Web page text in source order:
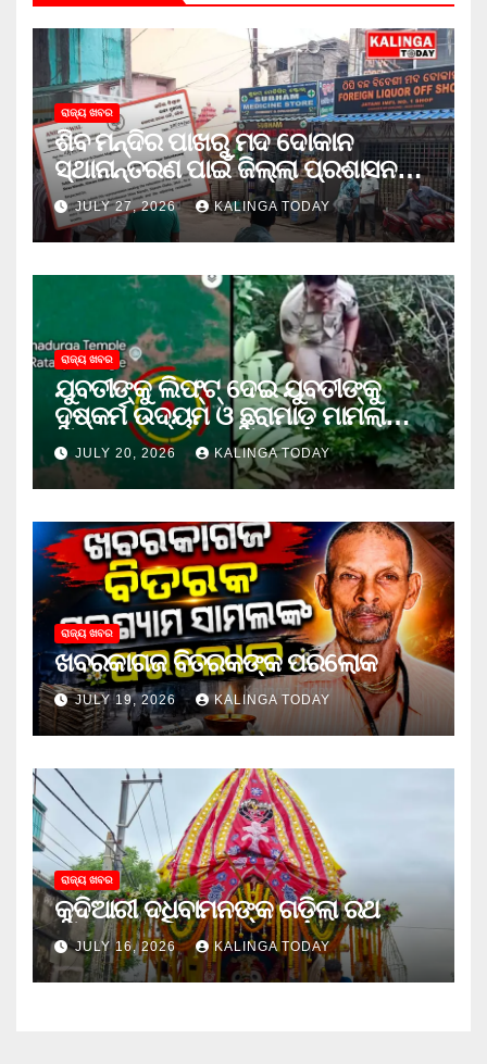
ରାଜ୍ୟ ଖବର
ଶିବ ମନ୍ଦିର ପାଖରୁ ମଦ ଦୋକାନ
ସ୍ଥାନାନ୍ତରଣ ପାଇଁ ଜିଲ୍ଲା ପ୍ରଶାସନକୁ
ଦାବି କଲେ ଅନିଲ
JULY 27, 2026 KALINGA TODAY
ରାଜ୍ୟ ଖବର
ଯୁବତୀଙ୍କୁ ଲିଫ୍‌ଟ୍‌ ଦେଇ ଯୁବତୀଙ୍କୁ
ଦୁଷ୍କର୍ମ ଉଦ୍ୟମ ଓ ଛୁରାମାଡ଼ ମାମଲାରେ
ଜେଲ ଗଲା ଅଭିଯୁକ୍ତ
JULY 20, 2026 KALINGA TODAY
ରାଜ୍ୟ ଖବର
ଖବରକାଗଜ ବିତରକଙ୍କ ପରଲୋକ
JULY 19, 2026 KALINGA TODAY
ରାଜ୍ୟ ଖବର
କୁଦିଆରୀ ଦଧିବାମନଙ୍କ ଗଡ଼ିଲା ରଥ
JULY 16, 2026 KALINGA TODAY